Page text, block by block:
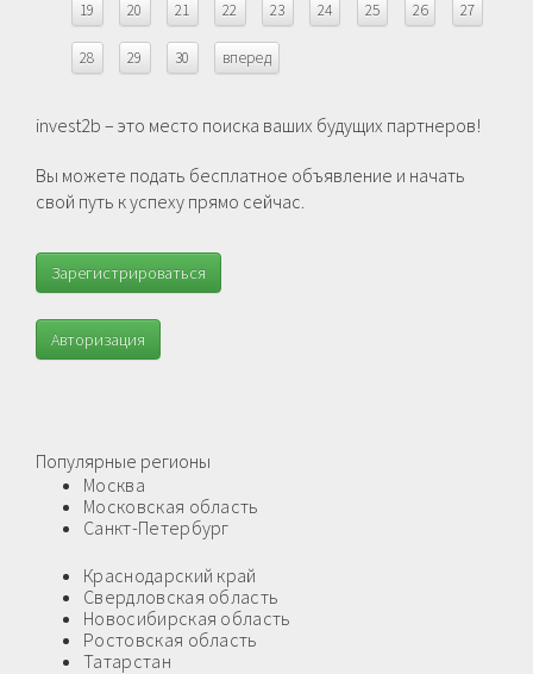
19 20 21 22 23 24 25 26 27
28 29 30 вперед
invest2b – это место поиска ваших будущих партнеров!
Вы можете подать бесплатное объявление и начать
свой путь к успеху прямо сейчас.
Зарегистрироваться
Авторизация
Популярные регионы
Москва
Московская область
Санкт-Петербург
Краснодарский край
Свердловская область
Новосибирская область
Ростовская область
Татарстан